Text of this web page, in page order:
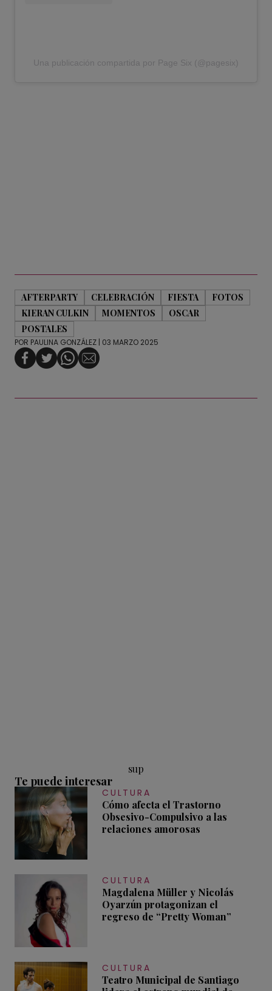
Una publicación compartida por Page Six (@pagesix)
AFTERPARTY CELEBRACIÓN FIESTA
FOTOS
KIERAN CULKIN
MOMENTOS
OSCAR
POSTALES
POR PAULINA GONZÁLEZ | 03 MARZO 2025
sup
Te puede interesar
CULTURA
Cómo afecta el Trastorno
Obsesivo-Compulsivo a las
relaciones amorosas
CULTURA
Magdalena Müller y Nicolás
Oyarzún protagonizan el
regreso de “Pretty Woman”
CULTURA
Teatro Municipal de Santiago